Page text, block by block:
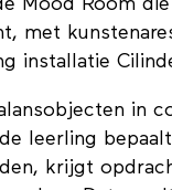
Mood Room
met
installatie
in
leerling
krijgt